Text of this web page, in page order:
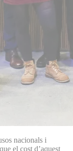
nacionals i
el cost d’aquest